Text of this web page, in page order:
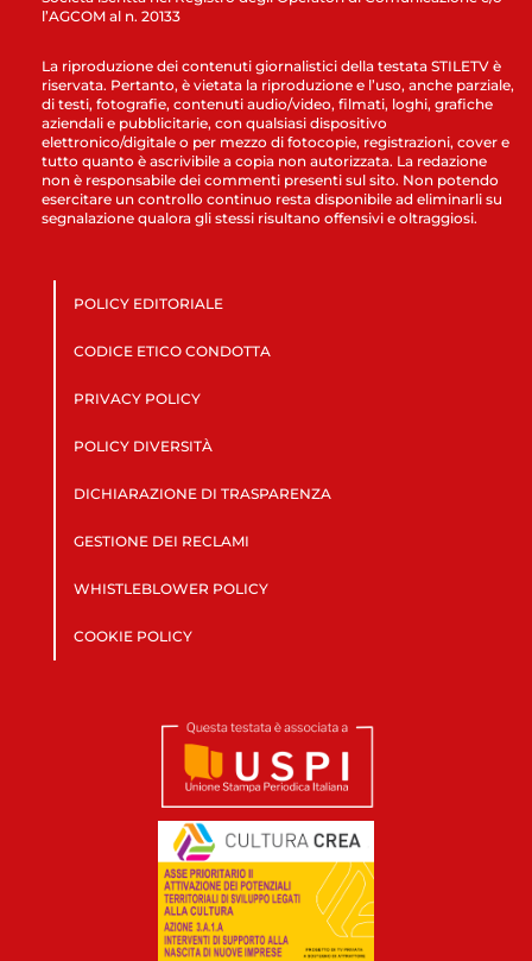
l’AGCOM al n. 20133
La riproduzione dei contenuti giornalistici della testata STILETV è
riservata. Pertanto, è vietata la riproduzione e l’uso, anche parziale,
di testi, fotografie, contenuti audio/video, filmati, loghi, grafiche
aziendali e pubblicitarie, con qualsiasi dispositivo
elettronico/digitale o per mezzo di fotocopie, registrazioni, cover e
tutto quanto è ascrivibile a copia non autorizzata. La redazione
non è responsabile dei commenti presenti sul sito. Non potendo
esercitare un controllo continuo resta disponibile ad eliminarli su
segnalazione qualora gli stessi risultano offensivi e oltraggiosi.
POLICY EDITORIALE
CODICE ETICO CONDOTTA
PRIVACY POLICY
POLICY DIVERSITÀ
DICHIARAZIONE DI TRASPARENZA
GESTIONE DEI RECLAMI
WHISTLEBLOWER POLICY
COOKIE POLICY